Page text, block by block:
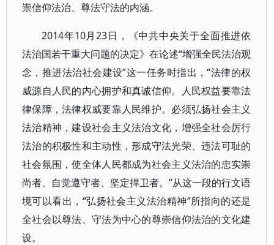
崇信仰法治、尊法守法的内涵。
2014年10月23日，《中共中央关于全面推进依
法治国若干重大问题的决定》在论述“增强全民法治观
念，推进法治社会建设”这一任务时指出，“法律的权
威源自人民的内心拥护和真诚信仰。人民权益要靠法
律保障，法律权威要靠人民维护。必须弘扬社会主义
法治精神，建设社会主义法治文化，增强全社会厉行
法治的积极性和主动性，形成守法光荣、违法可耻的
社会氛围，使全体人民都成为社会主义法治的忠实崇
尚者、自觉遵守者、坚定捍卫者。”从这一段的行文语
境可以看出，“弘扬社会主义法治精神”所指向的还是
全社会以尊法、守法为中心的尊崇信仰法治的文化建
设。